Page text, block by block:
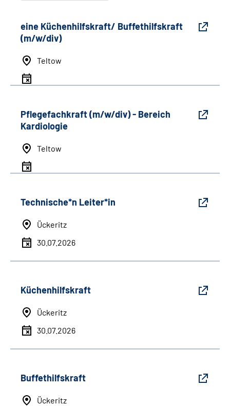
eine Küchenhilfskraft/ Buffethilfskraft
(m/w/div)
Teltow
Pflegefachkraft (m/w/div) - Bereich
Kardiologie
Teltow
Technische*n Leiter*in
Ückeritz
30.07.2026
Küchenhilfskraft
Ückeritz
30.07.2026
Buffethilfskraft
Ückeritz